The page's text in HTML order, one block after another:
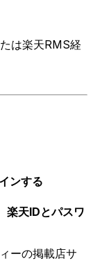
たは楽天RMS経
ンする
楽天IDとパスワ
ーの掲載店サ